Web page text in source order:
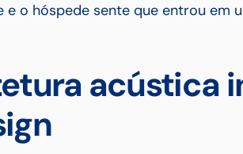
e o hóspede sente que entrou em
acústica